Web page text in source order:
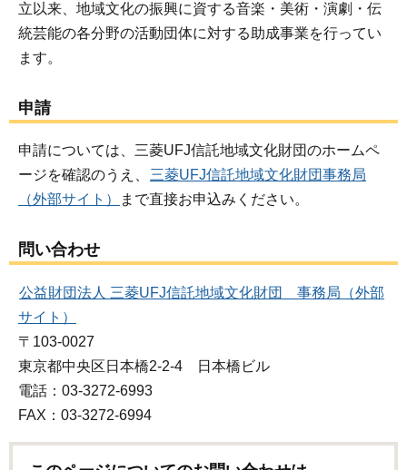
立以来、地域文化の振興に資する音楽・美術・演劇・伝
統芸能の各分野の活動団体に対する助成事業を行ってい
ます。
申請
申請については、三菱UFJ信託地域文化財団のホームペ
ージを確認のうえ、 三菱UFJ信託地域文化財団事務局
（外部サイト）
まで直接お申込みください。
問い合わせ
公益財団法人 三菱UFJ信託地域文化財団 事務局（外部
サイト）
〒103-0027
東京都中央区日本橋2-2-4 日本橋ビル
電話：03-3272-6993
FAX：03-3272-6994